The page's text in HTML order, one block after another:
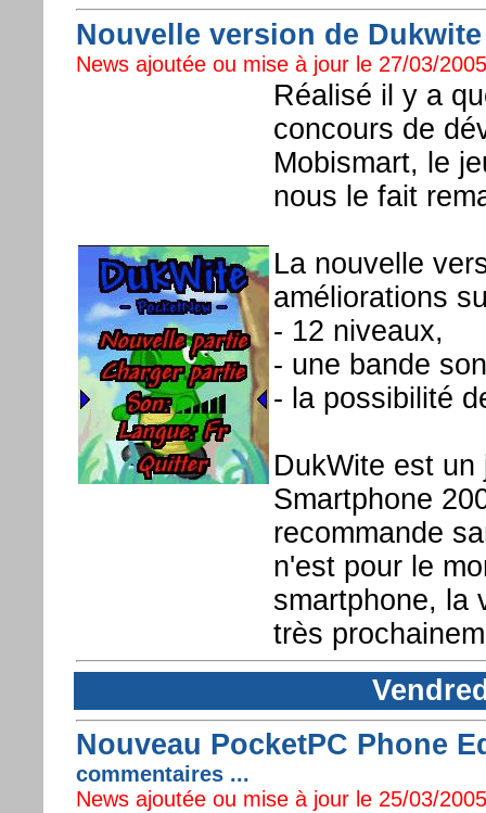
Nouvelle version de
News ajoutée ou mise à jour le 27/03/
Réalisé il y a
concours de
Mobismart, le
nous le fait
La nouvelle
améliorations
- 12 niveaux,
- une bande
- la possibilité
DukWite est
Smartphone
recommande
n'est pour le
smartphone, la
très
Nouveau PocketPC Phone
commentaires ...
News ajoutée ou mise à jour le 25/03/